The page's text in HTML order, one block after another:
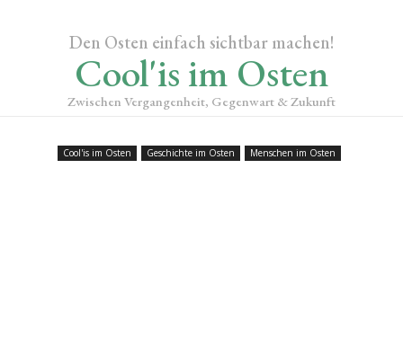
Den Osten einfach sichtbar machen!
Cool'is im Osten
Zwischen Vergangenheit, Gegenwart & Zukunft
Cool'is im Osten Geschichte im Osten Menschen im Osten